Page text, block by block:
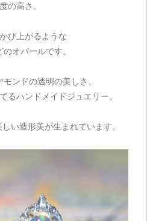
の高さ。
び上がるような
オパールです。
ンドの透明の美しさ、
るハンドメイドジュエリー。
い造形美が生まれています。